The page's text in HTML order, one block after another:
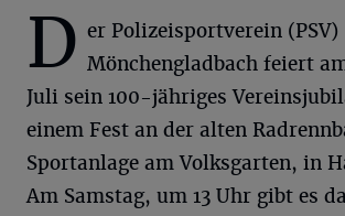
D er Polizeisportverein (PSV)
Mönchengladbach feiert
Juli sein 100-jähriges
einem Fest an der alten
Sportanlage am Volksgarten, in
Am Samstag, um 13 Uhr gibt es